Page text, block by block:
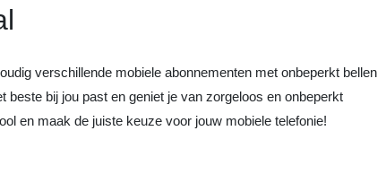
verschillende mobiele abonnementen met onbeperkt bellen
beste bij jou past en geniet je van zorgeloos en onbeperkt
en maak de juiste keuze voor jouw mobiele telefonie!